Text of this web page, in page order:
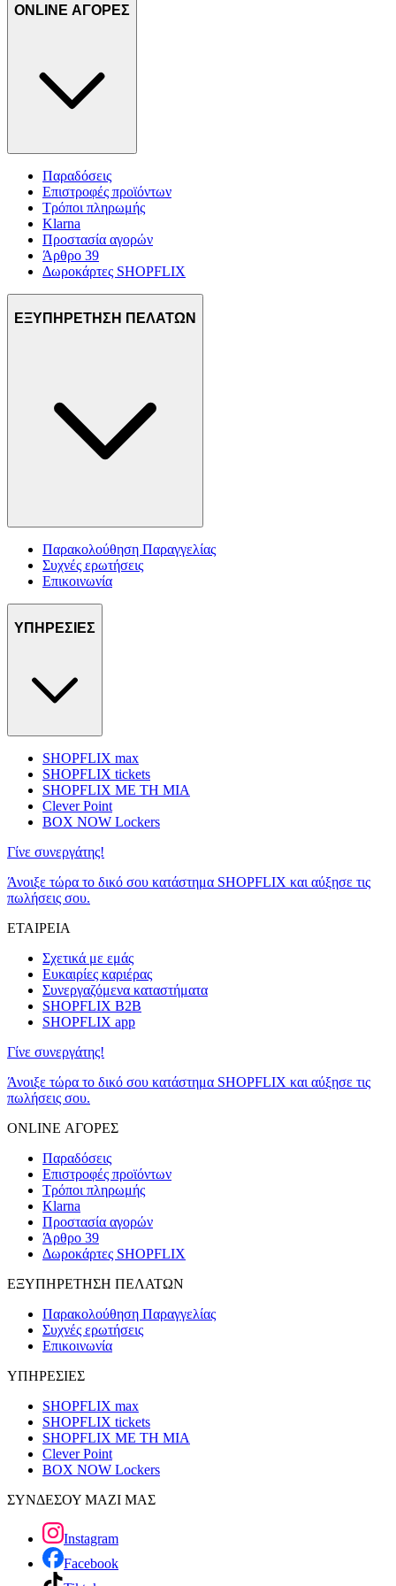
ONLINE ΑΓΟΡΕΣ
Παραδόσεις
Επιστροφές προϊόντων
Τρόποι πληρωμής
Klarna
Προστασία αγορών
Άρθρο 39
Δωροκάρτες SHOPFLIX
ΕΞΥΠΗΡΕΤΗΣΗ ΠΕΛΑΤΩΝ
Παρακολούθηση Παραγγελίας
Συχνές ερωτήσεις
Επικοινωνία
ΥΠΗΡΕΣΙΕΣ
SHOPFLIX max
SHOPFLIX tickets
SHOPFLIX ΜΕ ΤΗ ΜΙΑ
Clever Point
BOX NOW Lockers
Γίνε συνεργάτης!
Άνοιξε τώρα το δικό σου κατάστημα SHOPFLIX και αύξησε τις
πωλήσεις σου.
ΕΤΑΙΡΕΙΑ
Σχετικά με εμάς
Ευκαιρίες καριέρας
Συνεργαζόμενα καταστήματα
SHOPFLIX B2B
SHOPFLIX app
Γίνε συνεργάτης!
Άνοιξε τώρα το δικό σου κατάστημα SHOPFLIX και αύξησε τις
πωλήσεις σου.
ONLINE ΑΓΟΡΕΣ
Παραδόσεις
Επιστροφές προϊόντων
Τρόποι πληρωμής
Klarna
Προστασία αγορών
Άρθρο 39
Δωροκάρτες SHOPFLIX
ΕΞΥΠΗΡΕΤΗΣΗ ΠΕΛΑΤΩΝ
Παρακολούθηση Παραγγελίας
Συχνές ερωτήσεις
Επικοινωνία
ΥΠΗΡΕΣΙΕΣ
SHOPFLIX max
SHOPFLIX tickets
SHOPFLIX ΜΕ ΤΗ ΜΙΑ
Clever Point
BOX NOW Lockers
ΣΥΝΔΕΣΟΥ ΜΑΖΙ ΜΑΣ
Instagram
Facebook